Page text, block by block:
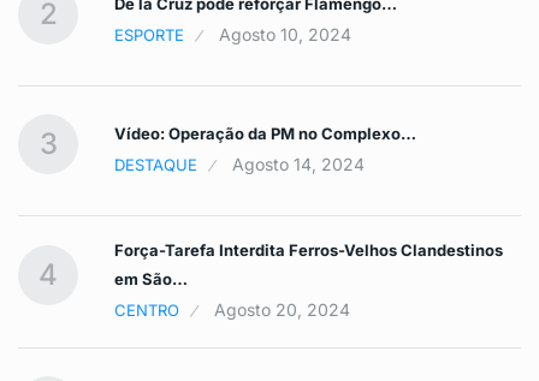
2
ESPORTE
Agosto 10, 2024
3
Vídeo: Operação da PM no Complexo…
DESTAQUE
Agosto 14, 2024
4
Força-Tarefa Interdita Ferros-Velhos Clandestinos
em São…
CENTRO
Agosto 20, 2024